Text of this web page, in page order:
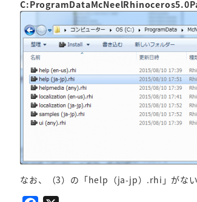
なお、（3）の「help（ja-jp）.rhi」がな